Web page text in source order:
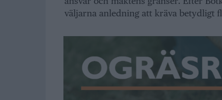
väljarna anledning att kräva betydligt